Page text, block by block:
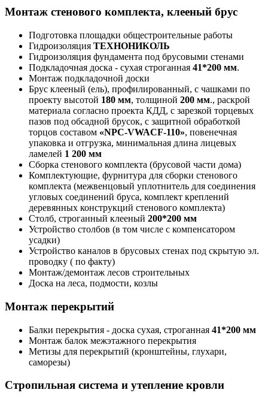
Монтаж стенового комплекта, клееный брус
Подготовка площадки общестроительные работы
Гидроизоляция ТЕХНОНИКОЛЬ
Гидроизоляция фундамента под брусовыми стенами
Подкладочная доска - сухая строганная 41*200 мм.
Монтаж подкладочной доски
Брус клееный (ель), профилированный, с чашками по
проекту высотой 180 мм, толщиной 200 мм., раскрой
материала согласно проекта КДД, с зарезкой торцевых
пазов под обсадной брусок, с защитной обработкой
торцов составом «NPC-VWACF-110», повенечная
упаковка и отгрузка, минимальная длина лицевых
ламелей 1 200 мм
Сборка стенового комплекта (брусовой части дома)
Комплектующие, фурнитура для сборки стенового
комплекта (межвенцовый уплотнитель для соединения
угловых соединений бруса, комплект креплений
деревянных конструкций стенового комплекта)
Столб, строганный клееный 200*200 мм
Устройство столбов (в том числе с компенсатором
усадки)
Устройство каналов в брусовых стенах под скрытую эл.
проводку ( по факту)
Монтаж/демонтаж лесов строительных
Доска на леса, подмости, козлы
Монтаж перекрытий
Балки перекрытия - доска сухая, строганная 41*200 мм
Монтаж балок межэтажного перекрытия
Метизы для перекрытий (кронштейны, глухари,
саморезы)
Стропильная система и утепление кровли